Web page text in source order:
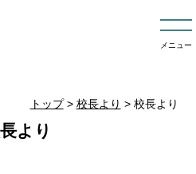
メニュー
トップ> 校長より > 校長より
より